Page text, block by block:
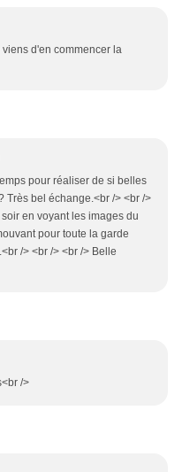
viens d'en commencer la
pour réaliser de si belles
Très bel échange.<br /> <br />
en voyant les images du
pour toute la garde
/> <br /> <br /> Belle
/>